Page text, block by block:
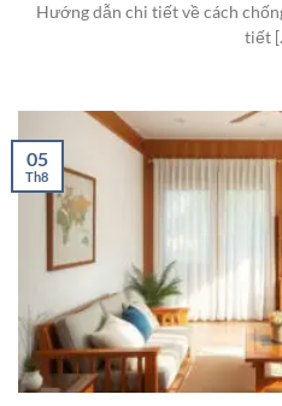
Hướng dẫn chi tiết về cách
tiết
05
Th8